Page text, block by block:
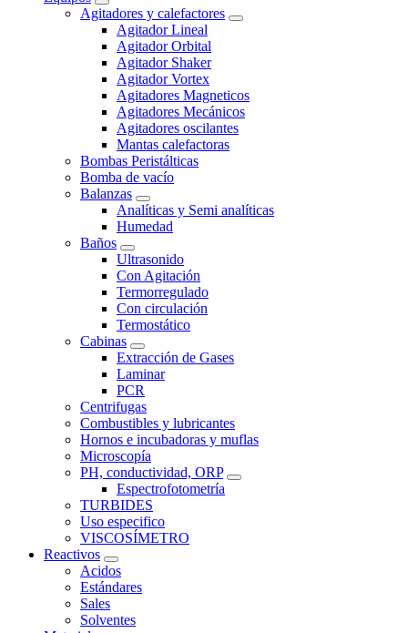
Agitadores y calefactores
Agitador Lineal
Agitador Orbital
Agitador Shaker
Agitador Vortex
Agitadores Magneticos
Agitadores Mecánicos
Agitadores oscilantes
Mantas calefactoras
Bombas Peristálticas
Bomba de vacío
Balanzas
Analíticas y Semi analíticas
Humedad
Baños
Ultrasonido
Con Agitación
Termorregulado
Con circulación
Termostático
Cabinas
Extracción de Gases
Laminar
PCR
Centrifugas
Combustibles y lubricantes
Hornos e incubadoras y muflas
Microscopía
PH, conductividad, ORP
Espectrofotometría
TURBIDES
Uso especifico
VISCOSÍMETRO
Reactivos
Acidos
Estándares
Sales
Solventes